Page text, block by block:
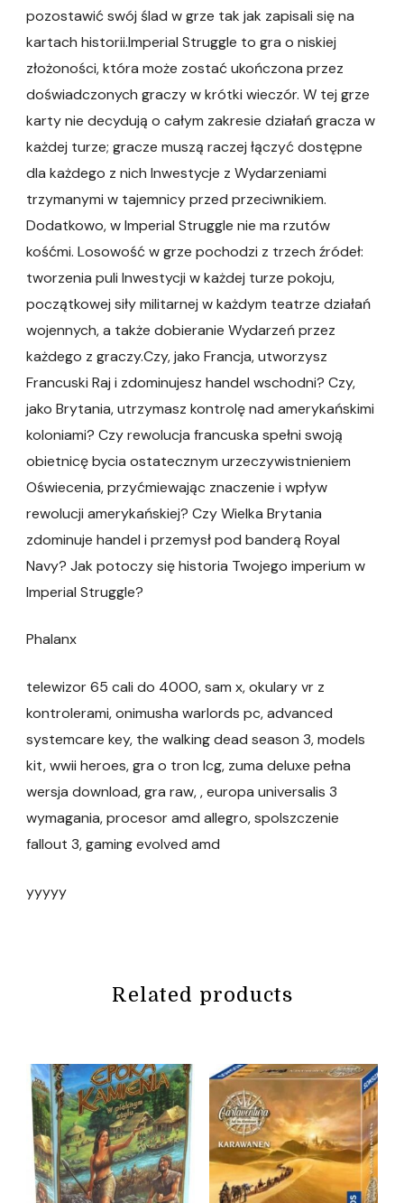
pozostawić swój ślad w grze tak jak zapisali się na
kartach historii.Imperial Struggle to gra o niskiej
złożoności, która może zostać ukończona przez
doświadczonych graczy w krótki wieczór. W tej grze
karty nie decydują o całym zakresie działań gracza w
każdej turze; gracze muszą raczej łączyć dostępne
dla każdego z nich Inwestycje z Wydarzeniami
trzymanymi w tajemnicy przed przeciwnikiem.
Dodatkowo, w Imperial Struggle nie ma rzutów
kośćmi. Losowość w grze pochodzi z trzech źródeł:
tworzenia puli Inwestycji w każdej turze pokoju,
początkowej siły militarnej w każdym teatrze działań
wojennych, a także dobieranie Wydarzeń przez
każdego z graczy.Czy, jako Francja, utworzysz
Francuski Raj i zdominujesz handel wschodni? Czy,
jako Brytania, utrzymasz kontrolę nad amerykańskimi
koloniami? Czy rewolucja francuska spełni swoją
obietnicę bycia ostatecznym urzeczywistnieniem
Oświecenia, przyćmiewając znaczenie i wpływ
rewolucji amerykańskiej? Czy Wielka Brytania
zdominuje handel i przemysł pod banderą Royal
Navy? Jak potoczy się historia Twojego imperium w
Imperial Struggle?
Phalanx
telewizor 65 cali do 4000, sam x, okulary vr z
kontrolerami, onimusha warlords pc, advanced
systemcare key, the walking dead season 3, models
kit, wwii heroes, gra o tron lcg, zuma deluxe pełna
wersja download, gra raw, , europa universalis 3
wymagania, procesor amd allegro, spolszczenie
fallout 3, gaming evolved amd
yyyyy
Related products